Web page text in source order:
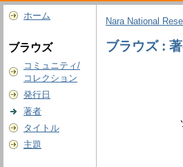
ホーム
ブラウズ
コミュニティ/
コレクション
発行日
著者
タイトル
主題
Nara National
ブラウズ :